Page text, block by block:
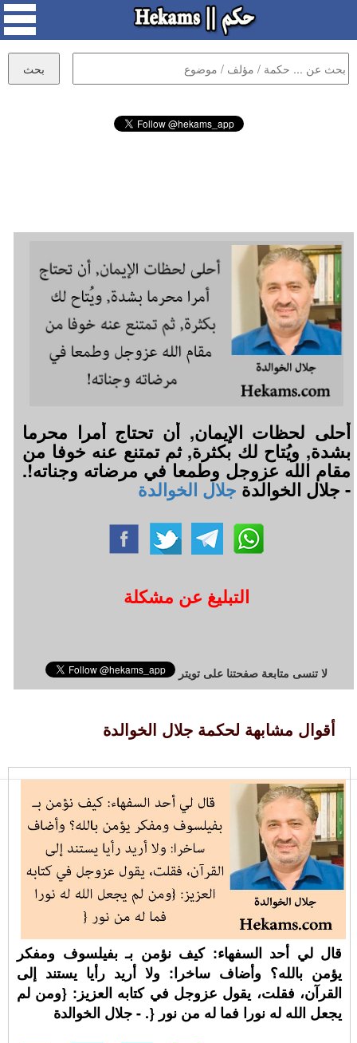
أحلى لحظات الإيمان, أن تحتاج أمرا محرما
بشدة, ويُتاح لك بكثرة, ثم تمتنع عنه خوفا من
مقام الله عزوجل وطمعا في مرضاته وجناته!.
- جلال الخوالدة جلال الخوالدة
التبليغ عن مشكلة
لا تنسى متابعة صفحتنا على تويتر
أقوال مشابهة لحكمة جلال الخوالدة
قال لي أحد السفهاء: كيف نؤمن بـ بفيلسوف ومفكر
يؤمن بالله؟ وأضاف ساخرا: ولا أريد رأيا يستند إلى
القرآن، فقلت، يقول عزوجل في كتابه العزيز: {ومن لم
يجعل الله له نورا فما له من نور {. - جلال الخوالدة